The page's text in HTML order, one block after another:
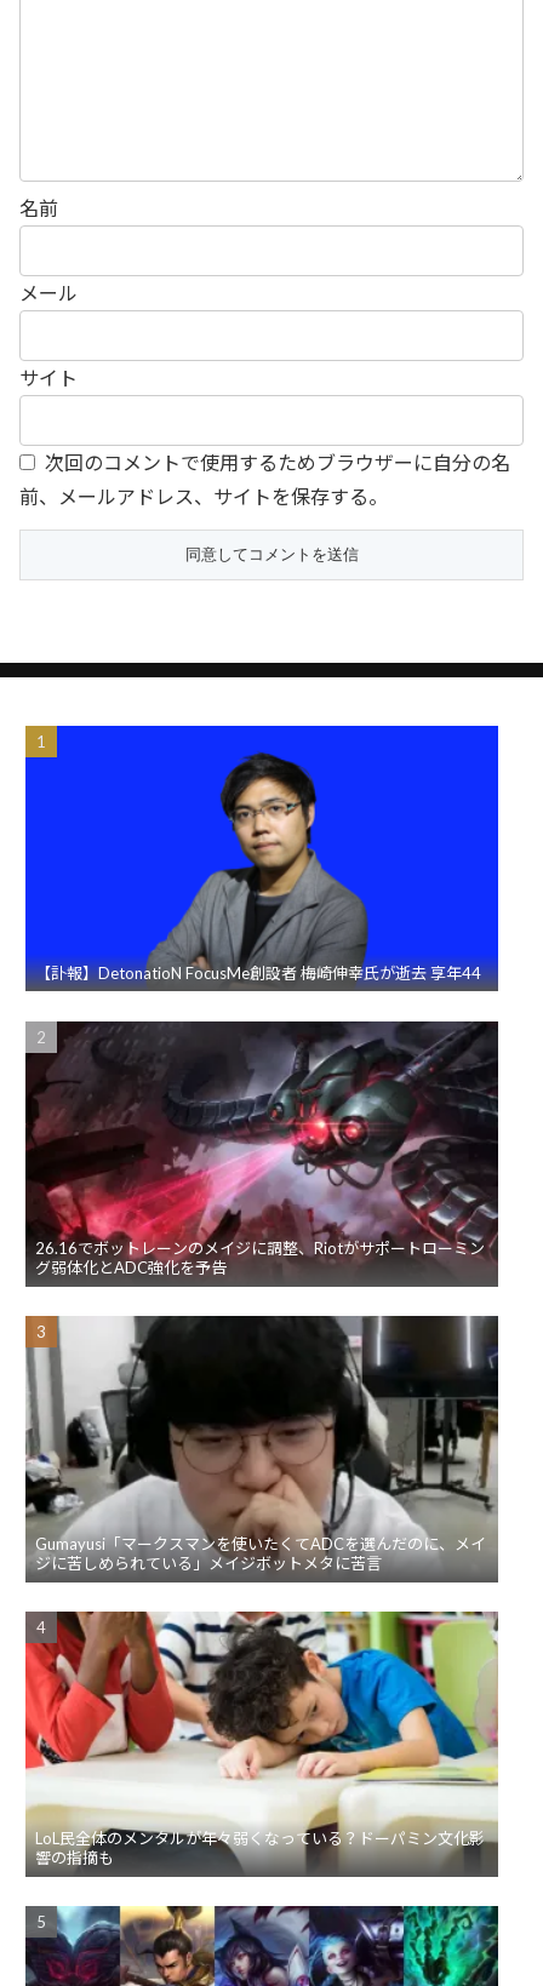
名前
メール
サイト
次回のコメントで使用するためブラウザーに自分の名
前、メールアドレス、サイトを保存する。
【訃報】DetonatioN FocusMe創設者 梅崎伸幸氏が逝去 享年44
26.16でボットレーンのメイジに調整、Riotがサポートローミン
グ弱体化とADC強化を予告
Gumayusi「マークスマンを使いたくてADCを選んだのに、メイ
ジに苦しめられている」メイジボットメタに苦言
LoL民全体のメンタルが年々弱くなっている？ドーパミン文化影
響の指摘も